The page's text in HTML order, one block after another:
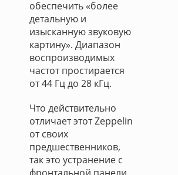
обеспечить «более
детальную и
изысканную звуковую
картину». Диапазон
воспроизводимых
частот простирается
от 44 Гц до 28 кГц.
Что действительно
отличает этот Zeppelin
от своих
предшественников,
так это устранение с